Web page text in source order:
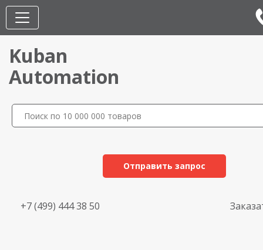
Kuban
Automation
Отправить запрос
+7 (499) 444 38 50